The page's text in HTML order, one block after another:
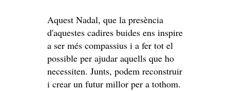
Aquest Nadal, que la presència
d'aquestes cadires buides ens inspire
a ser més compassius i a fer tot el
possible per ajudar aquells que ho
necessiten. Junts, podem reconstruir
i crear un futur millor per a tothom.